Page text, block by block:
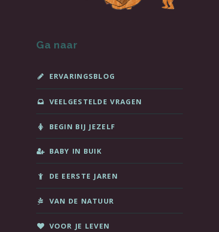
Ga naar
ERVARINGSBLOG
VEELGESTELDE VRAGEN
BEGIN BIJ JEZELF
BABY IN BUIK
DE EERSTE JAREN
VAN DE NATUUR
VOOR JE LEVEN